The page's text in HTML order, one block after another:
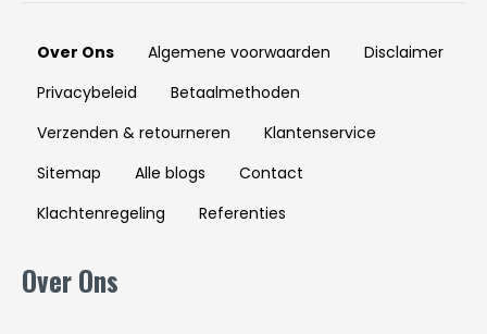
Over Ons Algemene voorwaarden
Disclaimer
Privacybeleid
Betaalmethoden
Verzenden & retourneren
Klantenservice
Sitemap
Alle blogs
Contact
Klachtenregeling
Referenties
Over Ons